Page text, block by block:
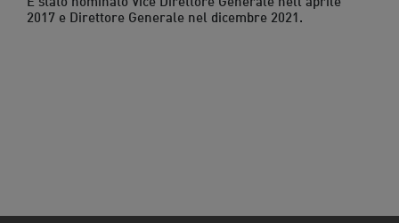
2017 e Direttore Generale nel dicembre 2021.